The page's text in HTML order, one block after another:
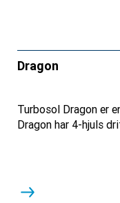
Dragon
Turbosol Dragon er
Dragon har 4-hjuls